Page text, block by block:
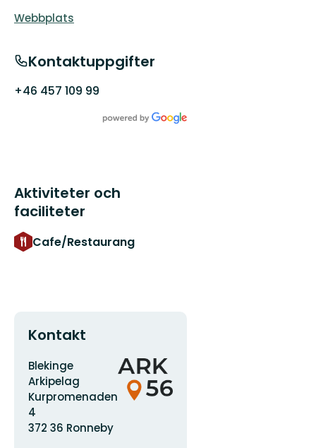
Webbplats
Kontaktuppgifter
+46 457 109 99
Aktiviteter och
faciliteter
Cafe/Restaurang
Kontakt
Adress
Blekinge
Arkipelag
Kurpromenaden
4
372 36 Ronneby
Organisationens
logotyp